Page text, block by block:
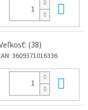
(38)
3609371016336